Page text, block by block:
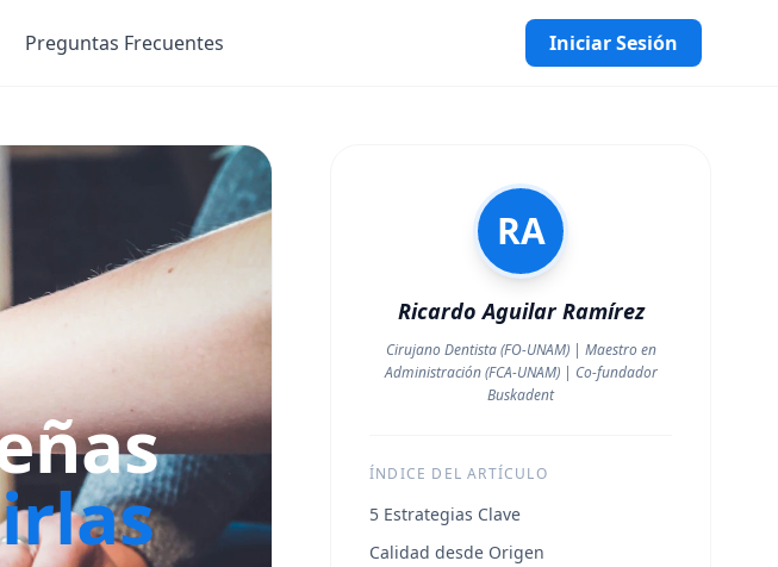
Preguntas Frecuentes Iniciar Sesión
RA
Ricardo Aguilar Ramírez
Cirujano Dentista (FO-UNAM) | Maestro en
Administración (FCA-UNAM) | Co-fundador
Buskadent
ÍNDICE DEL ARTÍCULO
5 Estrategias Clave
Calidad desde Origen